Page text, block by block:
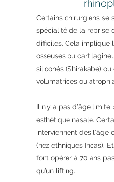
Certains chirurgiens se
spécialité de la reprise
difficiles. Cela implique
osseuses ou
siliconés (Shirakabe) ou
volumatrices ou
Il n’y a pas d’âge
esthétique nasale.
interviennent dès l’âge
(nez ethniques Incas).
font opérer à 70 ans
qu’un lifting.